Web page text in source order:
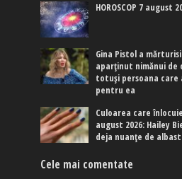
HOROSCOP 7 august
Gina Pistol a
aparținut nimănui de
totuși persoana care
pentru ea
Culoarea care
august 2026: Hailey
deja nuanțe de
Cele mai comentate